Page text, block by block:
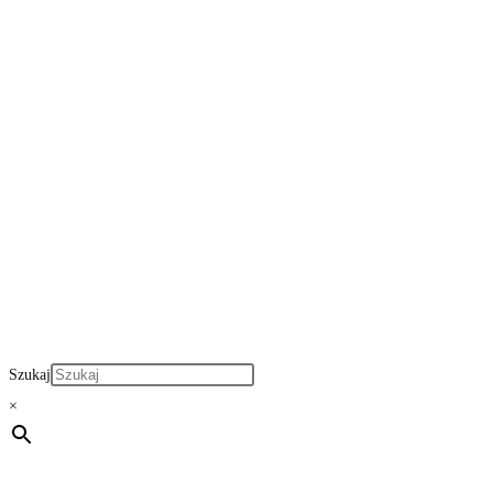
Szukaj
×